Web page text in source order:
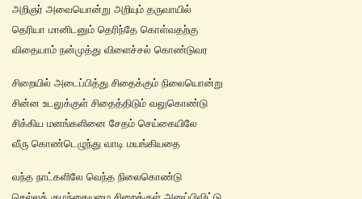
அறிஞர் அவையொன்று அறியும் தருவாயில்
தெரியா மானிடனும் தெரிந்தே கொள்வதற்கு
விதையாம் நன்முத்து விளைச்சல் கொண்டுவர
சிறையில் அடைப்பித்து சிதைக்கும் நிலையொன்று
சின்ன உடலுக்குள் சிதைத்திடும் வலுகொண்டு
சிக்கிய மனங்களினை சேதம் செய்கையிலே
வீரு கொண்டெழுந்து வாடி மயங்கியதை
வந்த நாட்களிலே வெந்த நிலைகொண்டு